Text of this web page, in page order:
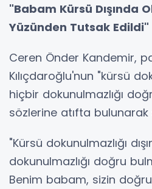
"Babam Kürsü Dışında
Yüzünden Tutsak Edildi"
Ceren Önder Kandemir,
Kılıçdaroğlu'nun "kürsü
hiçbir dokunulmazlığı
sözlerine atıfta bulunarak
"Kürsü dokunulmazlığı
dokunulmazlığı doğru
Benim babam, sizin doğru